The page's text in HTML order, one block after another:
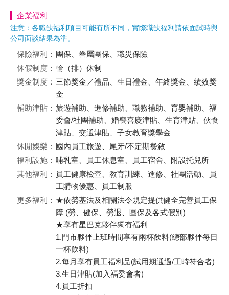
企業福利
注意：各職缺福利項目可能有所不同，實際職缺福利請依面試時與
公司面談結果為準。
保險福利： 團保、眷屬團保、職災保險
休假制度： 輪（排）休制
獎金制度： 三節獎金／禮品、生日禮金、年終獎金、績效獎
金
輔助津貼： 旅遊補助、進修補助、職務補助、育嬰補助、福
委會/社團補助、婚喪喜慶津貼、生育津貼、伙食
津貼、交通津貼、子女教育獎學金
休閒娛樂： 國內員工旅遊、尾牙/不定期餐敘
福利設施： 哺乳室、員工休息室、員工宿舍、附設托兒所
其他福利： 員工健康檢查、教育訓練、進修、社團活動、員
工購物優惠、員工制服
更多福利： ★依勞基法及相關法令規定提供健全完善員工保
障 (勞、健保、勞退、團保及各式假別)
★享有星巴克夥伴獨有福利
1.門市夥伴上班時間享有兩杯飲料(總部夥伴每日
一杯飲料)
2.每月享有員工福利品(試用期通過/工時符合者)
3.生日津貼(加入福委會者)
4.員工折扣